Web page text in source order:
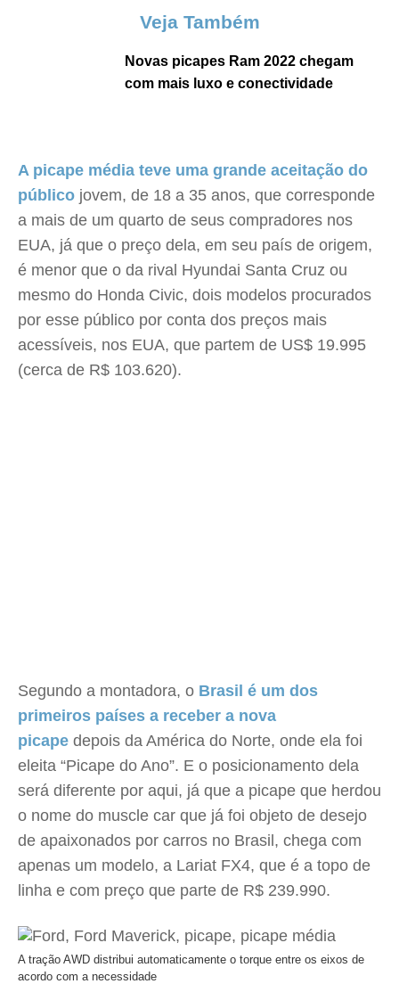
Veja Também
Novas picapes Ram 2022 chegam
com mais luxo e conectividade
A picape média teve uma grande aceitação do
público jovem, de 18 a 35 anos, que corresponde
a mais de um quarto de seus compradores nos
EUA, já que o preço dela, em seu país de origem,
é menor que o da rival Hyundai Santa Cruz ou
mesmo do Honda Civic, dois modelos procurados
por esse público por conta dos preços mais
acessíveis, nos EUA, que partem de US$ 19.995
(cerca de R$ 103.620).
Segundo a montadora, o Brasil é um dos
primeiros países a receber a nova
picape depois da América do Norte, onde ela foi
eleita “Picape do Ano”. E o posicionamento dela
será diferente por aqui, já que a picape que herdou
o nome do muscle car que já foi objeto de desejo
de apaixonados por carros no Brasil, chega com
apenas um modelo, a Lariat FX4, que é a topo de
linha e com preço que parte de R$ 239.990.
A tração AWD distribui automaticamente o torque entre os eixos de
acordo com a necessidade